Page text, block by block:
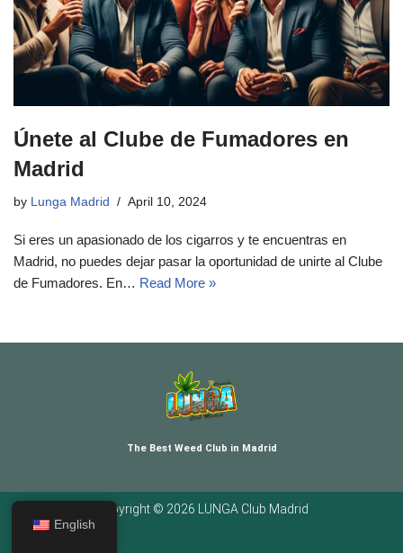
Únete al Clube de Fumadores en
Madrid
by Lunga Madrid April 10, 2024
Si eres un apasionado de los cigarros y te encuentras en
Madrid, no puedes dejar pasar la oportunidad de unirte al Clube
de Fumadores. En… Read More »
The Best Weed Club in Madrid
Copyright © 2026 LUNGA Club Madrid
English